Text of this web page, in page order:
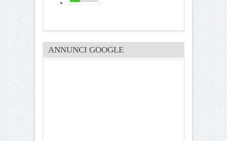
ANNUNCI GOOGLE